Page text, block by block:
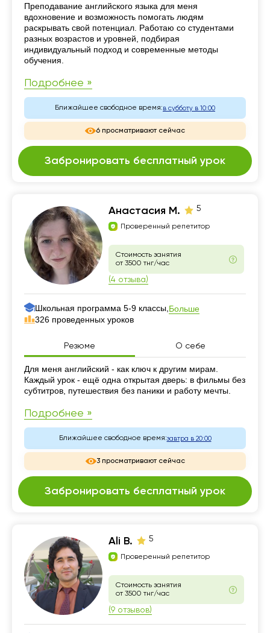
Резюме
Преподавание английского языка для меня
вдохновение и возможность помогать людям
раскрывать свой потенциал. Работаю со студентами
разных возрастов и уровней, подбирая
индивидуальный подход и современные методы
обучения.
Подробнее »
Ближайшее свободное время:в субботу в 10:00
6 просматривают сейчас
Забронировать бесплатный урок
Анастасия М. 5
Проверенный репетитор
Стоимость занятия
от 3500 тнг/час
(4 отзыва)
Школьная программа 5-9 классы, Больше
326 проведенных уроков
Резюме О себе
Резюме
Для меня английский - как ключ к другим мирам.
Каждый урок - ещё одна открытая дверь: в фильмы без
субтитров, путешествия без паники и работу мечты.
Подробнее »
Ближайшее свободное время:завтра в 20:00
3 просматривают сейчас
Забронировать бесплатный урок
Ali B. 5
Проверенный репетитор
Стоимость занятия
от 3500 тнг/час
(9 отзывов)